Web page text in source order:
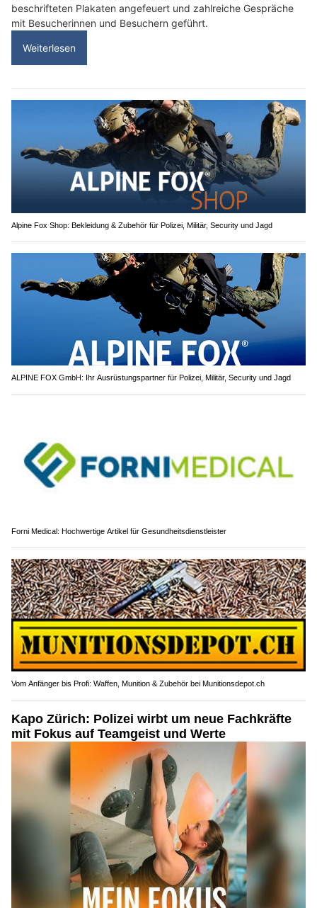
beschrifteten Plakaten angefeuert und zahlreiche Gespräche
mit Besucherinnen und Besuchern geführt.
Weiterlesen
Alpine Fox Shop: Bekleidung & Zubehör für Polizei, Militär, Security und Jagd
ALPINE FOX GmbH: Ihr Ausrüstungspartner für Polizei, Militär, Security und Jagd
Forni Medical: Hochwertige Artikel für Gesundheitsdienstleister
Vom Anfänger bis Profi: Waffen, Munition & Zubehör bei Munitionsdepot.ch
Kapo Zürich: Polizei wirbt um neue Fachkräfte
mit Fokus auf Teamgeist und Werte